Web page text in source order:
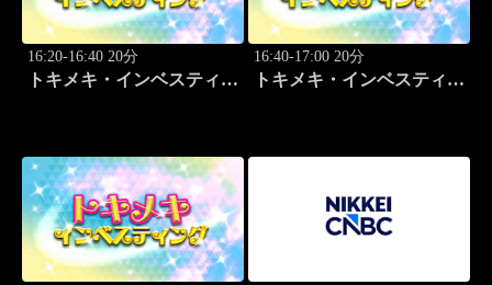
16:20-16:40 20分
トキメキ・インベスティン
16:40-17:00 20分
トキメキ・インベスティン